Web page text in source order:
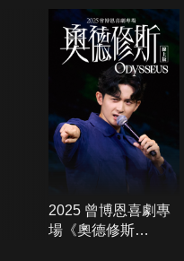
2025 曾博恩喜劇專
場《奧德修斯